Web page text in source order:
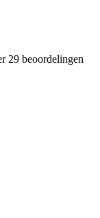
29 beoordelingen